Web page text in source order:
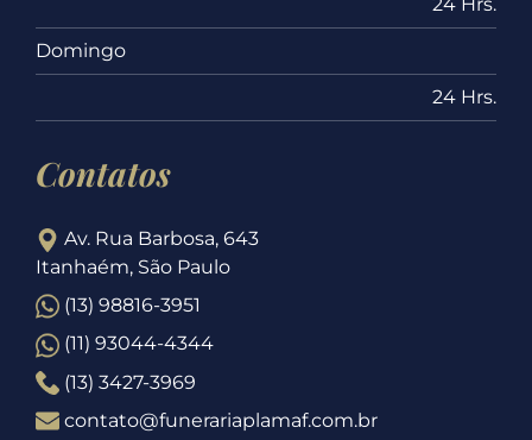
Domingo
24 Hrs.
Contatos
Av. Rua Barbosa, 643
Itanhaém, São Paulo
(13) 98816-3951
(11) 93044-4344
(13) 3427-3969
contato@funerariaplamaf.com.br